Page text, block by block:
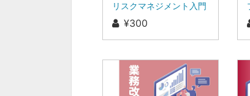
リスクマネジメント入門
¥300